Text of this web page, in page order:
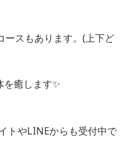
スもあります。(上下ど
癒します✨
トやLINEからも受付中で